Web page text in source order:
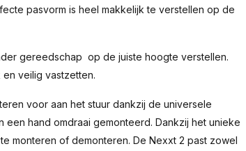
pasvorm is heel makkelijk te verstellen op de
gereedschap op de juiste hoogte verstellen.
veilig vastzetten.
voor aan het stuur dankzij de universele
een hand omdraai gemonteerd. Dankzij het unieke
monteren of demonteren. De Nexxt 2 past zowel